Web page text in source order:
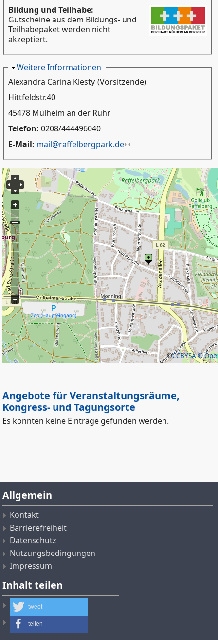
Bildung und Teilhabe:
Gutscheine aus dem Bildungs- und
Teilhabepaket werden nicht
akzeptiert.
Ausblenden
Weitere Informationen
Alexandra Carina Klesty (Vorsitzende)
Hittfeldstr.40
45478 Mülheim an der Ruhr
Telefon: 0208/444496040
E-Mail: mail@raffelbergpark.de
©CCBYSA©
Angebote für Veranstaltungsräume,
Kongress- und Tagungsorte
Es konnten keine Einträge gefunden werden.
Allgemein
Kontakt
Barrierefreiheit
Datenschutz
Nutzungsbedingungen
Impressum
Inhalt teilen
tweet
teilen